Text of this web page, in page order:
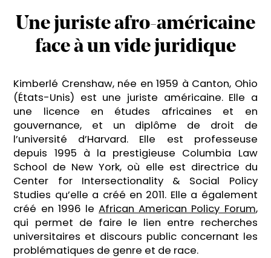
Une juriste afro-américaine
face à un vide juridique
Kimberlé Crenshaw, née en 1959 à Canton, Ohio
(États-Unis) est une juriste américaine. Elle a
une licence en études africaines et en
gouvernance, et un diplôme de droit de
l’université d’Harvard. Elle est professeuse
depuis 1995 à la prestigieuse Columbia Law
School de New York, où elle est directrice du
Center for Intersectionality & Social Policy
Studies qu’elle a créé en 2011. Elle a également
créé en 1996 leAfrican American Policy Forum,
qui permet de faire le lien entre recherches
universitaires et discours public concernant les
problématiques de genre et de race.